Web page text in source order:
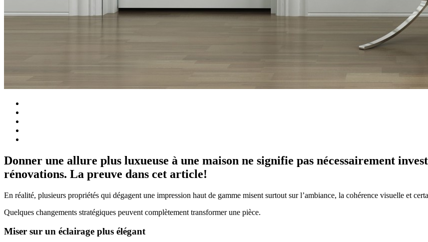
Donner une allure plus luxueuse à une maison ne signifie pas nécessairement
rénovations. La preuve dans cet article!
En réalité, plusieurs propriétés qui dégagent une impression haut de gamme misent surtout sur l’ambiance, la cohérence visuelle et
Quelques changements stratégiques peuvent complètement transformer une pièce.
Miser sur un éclairage plus élégant